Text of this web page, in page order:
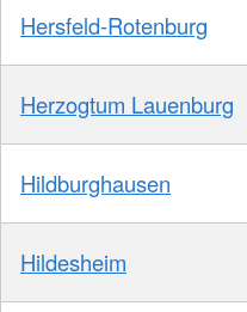
Hersfeld-Rotenburg
Herzogtum Lauenburg
Hildburghausen
Hildesheim